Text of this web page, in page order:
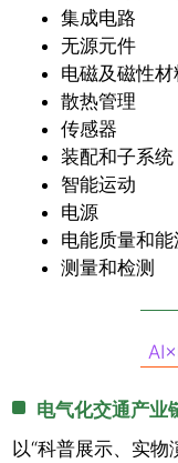
集成电路
无源元件
电磁及磁性材
散热管理
传感器
装配和子系统
智能运动
电源
电能质量和能
测量和检测
电气化交通产业
以“科普展示、实